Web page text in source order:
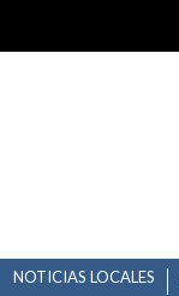
NOTICIAS LOCALES